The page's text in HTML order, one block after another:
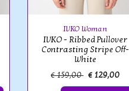
IVKO Woman
IVKO - Ribbed Pullover
Contrasting Stripe Off-
White
€ 159,00 € 129,00